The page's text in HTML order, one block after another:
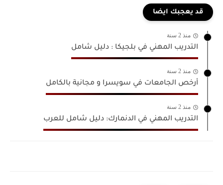
قد يعجبك ايضا
منذ 2 سنة
التدريب المهني في بلجيكا : دليل شامل
منذ 2 سنة
أرخص الجامعات في سويسرا و مجانية بالكامل
منذ 2 سنة
التدريب المهني في الدنمارك: دليل شامل للعرب